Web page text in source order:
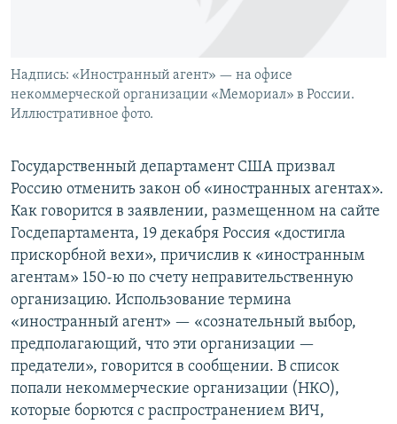
Надпись: «Иностранный агент» — на офисе
некоммерческой организации «Мемориал» в России.
Иллюстративное фото.
Государственный департамент США призвал
Россию отменить закон об «иностранных агентах».
Как говорится в заявлении, размещенном на сайте
Госдепартамента, 19 декабря Россия «достигла
прискорбной вехи», причислив к «иностранным
агентам» 150-ю по счету неправительственную
организацию. Использование термина
«иностранный агент» — «сознательный выбор,
предполагающий, что эти организации —
предатели», говорится в сообщении. В список
попали некоммерческие организации (НКО),
которые борются с распространением ВИЧ,